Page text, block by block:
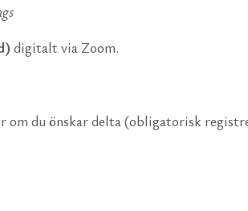
di­gi­talt via Zoom.
om du öns­kar del­ta (ob­li­ga­to­risk